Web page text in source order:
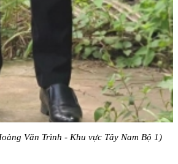
Văn Trình - Khu vực Tây Nam Bộ 1)